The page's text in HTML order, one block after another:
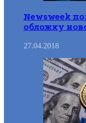
Newsweek
обложку
27.04.2018